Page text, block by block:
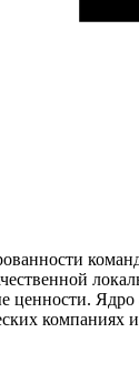
ценности. Ядро
компаниях